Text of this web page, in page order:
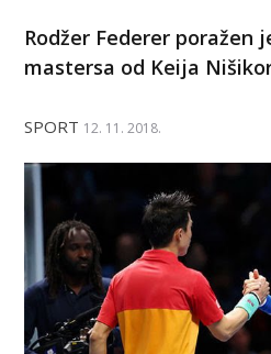
Rodžer Federer poražen
mastersa od Keija
SPORT 12. 11. 2018.